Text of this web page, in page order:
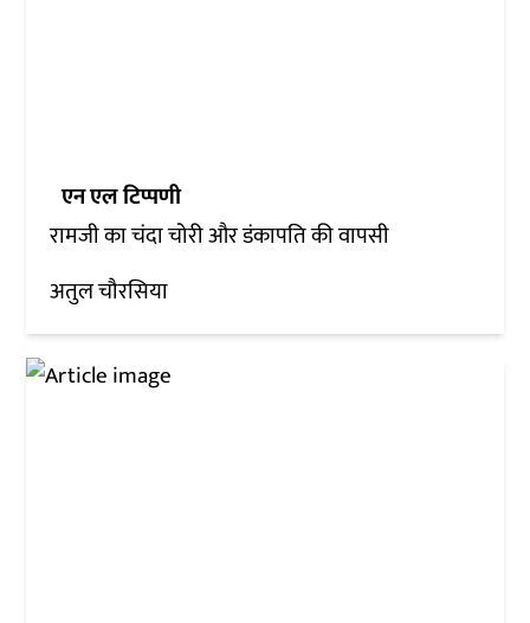
एन एल टिप्पणी
रामजी का चंदा चोरी और डंकापति की वापसी
अतुल चौरसिया